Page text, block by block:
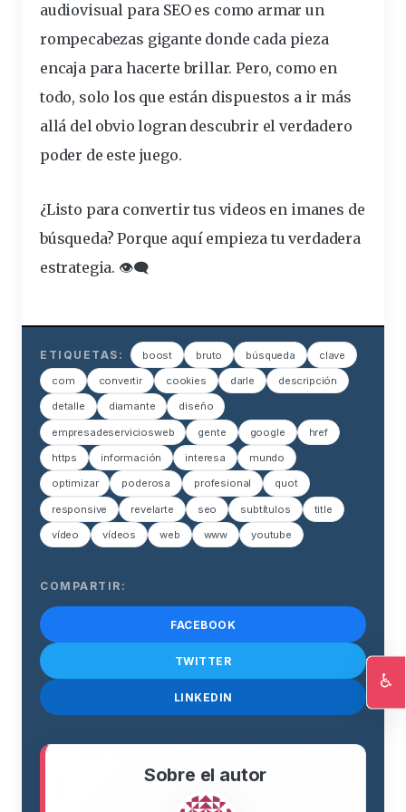
audiovisual para SEO es como armar un
rompecabezas gigante donde cada pieza
encaja para hacerte brillar. Pero, como en
todo, solo los que están dispuestos a ir más
allá del obvio logran descubrir el verdadero
poder de este juego.
¿Listo para convertir tus videos en imanes de
búsqueda? Porque aquí empieza tu verdadera
estrategia. 👁️‍🗨️
ETIQUETAS: boost bruto búsqueda clave
com convertir cookies darle descripción
detalle diamante diseño
empresadeserviciosweb gente google href
https información interesa mundo
optimizar poderosa profesional quot
responsive revelarte seo subtítulos title
vídeo vídeos web www youtube
COMPARTIR:
FACEBOOK
TWITTER
LINKEDIN
Sobre el autor
♿